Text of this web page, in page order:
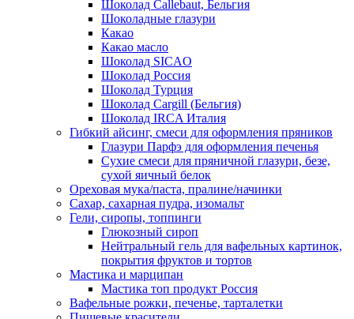
Шоколад Callebaut, Бельгия
Шоколадные глазури
Какао
Какао масло
Шоколад SICAO
Шоколад Россия
Шоколад Турция
Шоколад Cargill (Бельгия)
Шоколад IRCA Италия
Гибкий айсинг, смеси для оформления пряников
Глазури Парфэ для оформления печенья
Сухие смеси для пряничной глазури, безе,
сухой яичный белок
Ореховая мука/паста, пралине/начинки
Сахар, сахарная пудра, изомальт
Гели, сиропы, топпинги
Глюкозный сироп
Нейтральный гель для вафельных картинок,
покрытия фруктов и тортов
Мастика и марципан
Мастика топ продукт Россия
Вафельные рожки, печенье, тарталетки